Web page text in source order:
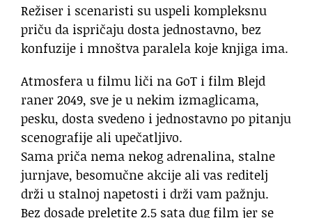
Režiser i scenaristi su uspeli kompleksnu
priču da ispričaju dosta jednostavno, bez
konfuzije i mnoštva paralela koje knjiga ima.
Atmosfera u filmu liči na GoT i film Blejd
raner 2049, sve je u nekim izmaglicama,
pesku, dosta svedeno i jednostavno po pitanju
scenografije ali upečatljivo.
Sama priča nema nekog adrenalina, stalne
jurnjave, besomučne akcije ali vas reditelj
drži u stalnoj napetosti i drži vam pažnju.
Bez dosade preletite 2.5 sata dug film jer se